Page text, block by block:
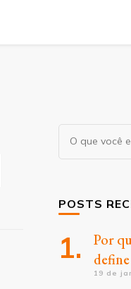
Procurando
algo?
POSTS
Por
19 de